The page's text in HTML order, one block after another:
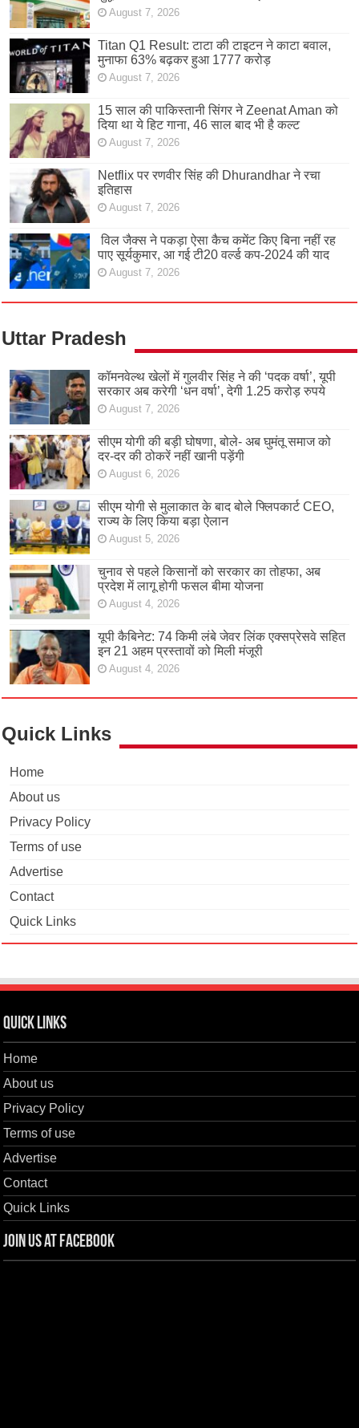
August 7, 2026
Titan Q1 Result: टाटा की टाइटन ने काटा बवाल,
मुनाफा 63% बढ़कर हुआ 1777 करोड़
August 7, 2026
15 साल की पाकिस्तानी सिंगर ने Zeenat Aman को
दिया था ये हिट गाना, 46 साल बाद भी है कल्ट
August 7, 2026
Netflix पर रणवीर सिंह की Dhurandhar ने रचा
इतिहास
August 7, 2026
विल जैक्स ने पकड़ा ऐसा कैच कमेंट किए बिना नहीं रह
पाए सूर्यकुमार, आ गई टी20 वर्ल्ड कप-2024 की याद
August 7, 2026
Uttar Pradesh
कॉमनवेल्थ खेलों में गुलवीर सिंह ने की ‘पदक वर्षा’, यूपी
सरकार अब करेगी ‘धन वर्षा’, देगी 1.25 करोड़ रुपये
August 7, 2026
सीएम योगी की बड़ी घोषणा, बोले- अब घुमंतू समाज को
दर-दर की ठोकरें नहीं खानी पड़ेंगी
August 6, 2026
सीएम योगी से मुलाकात के बाद बोले फ्लिपकार्ट CEO,
राज्य के लिए किया बड़ा ऐलान
August 5, 2026
चुनाव से पहले किसानों को सरकार का तोहफा, अब
प्रदेश में लागू होगी फसल बीमा योजना
August 4, 2026
यूपी कैबिनेट: 74 किमी लंबे जेवर लिंक एक्सप्रेसवे सहित
इन 21 अहम प्रस्तावों को मिली मंजूरी
August 4, 2026
Quick Links
Home
About us
Privacy Policy
Terms of use
Advertise
Contact
Quick Links
Quick Links
Home
About us
Privacy Policy
Terms of use
Advertise
Contact
Quick Links
Join us at Facebook